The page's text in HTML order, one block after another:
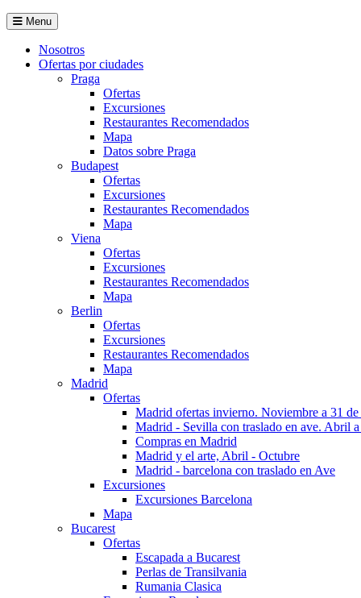
Menu
Nosotros
Ofertas por ciudades
Praga
Ofertas
Excursiones
Restaurantes Recomendados
Mapa
Datos sobre Praga
Budapest
Ofertas
Excursiones
Restaurantes Recomendados
Mapa
Viena
Ofertas
Excursiones
Restaurantes Recomendados
Mapa
Berlin
Ofertas
Excursiones
Restaurantes Recomendados
Mapa
Madrid
Ofertas
Madrid ofertas invierno. Noviembre a 31 de
Madrid - Sevilla con traslado en ave. Abril
Compras en Madrid
Madrid y el arte, Abril - Octubre
Madrid - barcelona con traslado en Ave
Excursiones
Excursiones Barcelona
Mapa
Bucarest
Ofertas
Escapada a Bucarest
Perlas de Transilvania
Rumania Clasica